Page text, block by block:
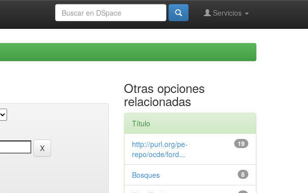
Servicios
Otras opciones
relacionadas
Título
19
http://purl.org/pe-
repo/ocde/ford...
8
Bosques